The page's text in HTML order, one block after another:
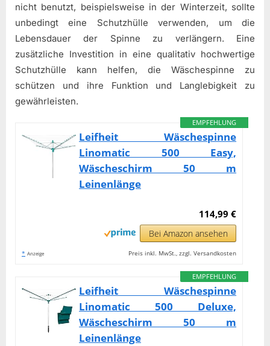
nicht benutzt, beispielsweise in der Winterzeit, sollte
unbedingt eine Schutzhülle verwenden, um die
Lebensdauer der Spinne zu verlängern. Eine
zusätzliche Investition in eine qualitativ hochwertige
Schutzhülle kann helfen, die Wäschespinne zu
schützen und ihre Funktion und Langlebigkeit zu
gewährleisten.
EMPFEHLUNG
Leifheit Wäschespinne
Linomatic 500 Easy,
Wäscheschirm 50 m
Leinenlänge
114,99 €
Bei Amazon ansehen
* Anzeige Preis inkl. MwSt., zzgl. Versandkosten
EMPFEHLUNG
Leifheit Wäschespinne
Linomatic 500 Deluxe,
Wäscheschirm 50 m
Leinenlänge